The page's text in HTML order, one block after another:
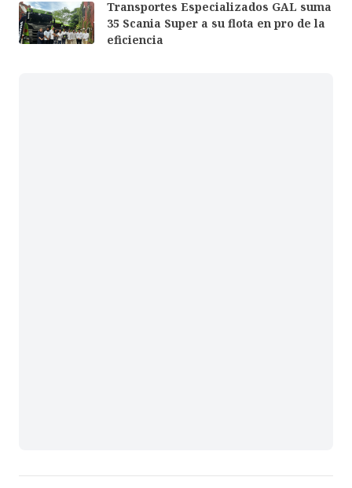
Transportes Especializados GAL suma
35 Scania Super a su flota en pro de la
eficiencia